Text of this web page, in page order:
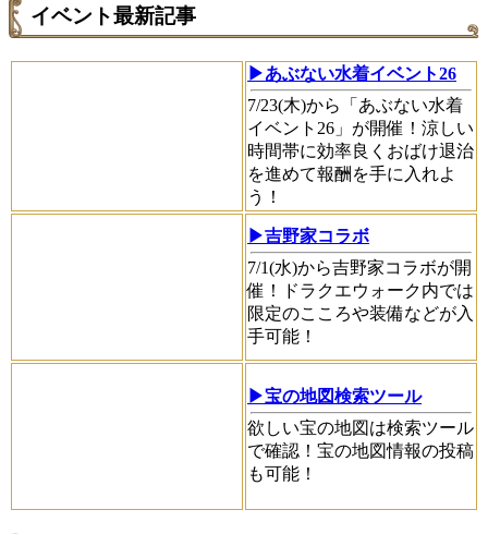
イベント最新記事
▶あぶない水着イベント26
7/23(木)から「あぶない水着
イベント26」が開催！涼しい
時間帯に効率良くおばけ退治
を進めて報酬を手に入れよ
う！
▶吉野家コラボ
7/1(水)から吉野家コラボが開
催！ドラクエウォーク内では
限定のこころや装備などが入
手可能！
▶宝の地図検索ツール
欲しい宝の地図は検索ツール
で確認！宝の地図情報の投稿
も可能！